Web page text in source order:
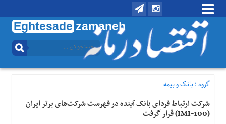
Eghtesade zamaneh
منوی
تماس
درباره
گروه :بانک و بیمه
شرکت ارتباط فردای بانک آینده در فهرست شرکت‌های برتر ایران
(IMI-100) قرار گرفت